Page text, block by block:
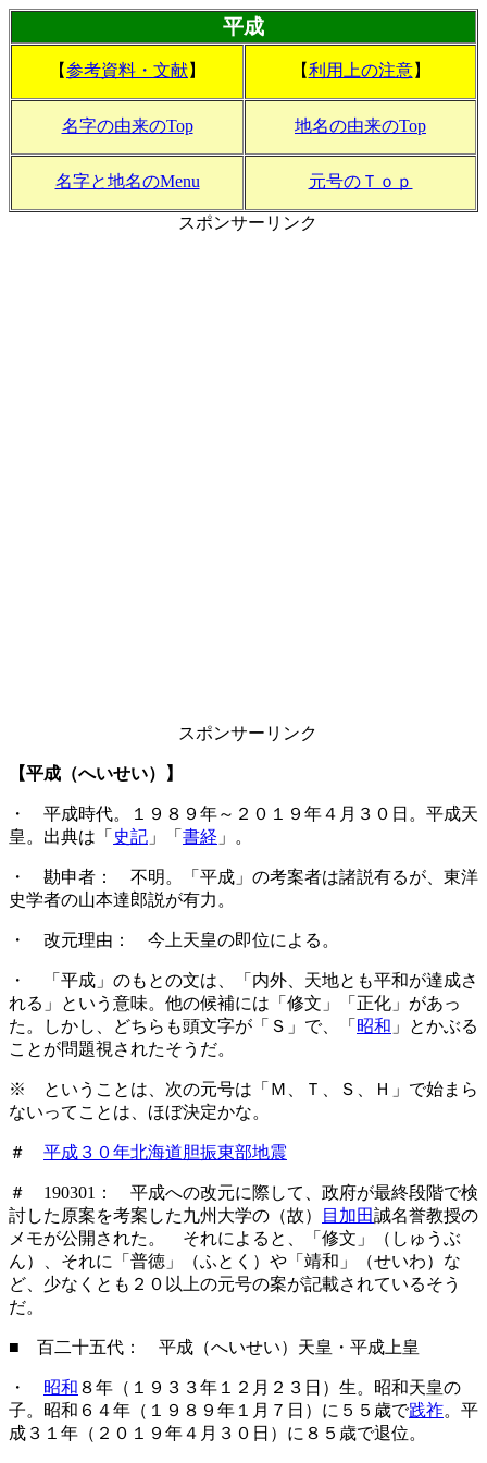
平成
【参考資料・文献】 【利用上の注意】
名字の由来のTop 地名の由来のTop
名字と地名のMenu 元号のＴｏｐ
スポンサーリンク
スポンサーリンク
【平成（へいせい）】
・ 平成時代。１９８９年～２０１９年４月３０日。平成天
皇。出典は「 史記 」「 書経 」。
・ 勘申者： 不明。「平成」の考案者は諸説有るが、東洋
史学者の山本達郎説が有力。
・ 改元理由： 今上天皇の即位による。
・ 「平成」のもとの文は、「内外、天地とも平和が達成さ
れる」という意味。他の候補には「修文」「正化」があっ
た。しかし、どちらも頭文字が「Ｓ」で、「 昭和 」とかぶる
ことが問題視されたそうだ。
※ ということは、次の元号は「Ｍ、Ｔ、Ｓ、Ｈ」で始まら
ないってことは、ほぼ決定かな。
＃ 平成３０年北海道胆振東部地震
＃ 190301： 平成への改元に際して、政府が最終段階で検
討した原案を考案した九州大学の（故）
目加田誠名誉教授の
メモが公開された。 それによると、「修文」（しゅうぶ
ん）、それに「普徳」（ふとく）や「靖和」（せいわ）な
ど、少なくとも２０以上の元号の案が記載されているそう
だ。
■ 百二十五代： 平成（へいせい）天皇・平成上皇
・ 昭和 ８年（１９３３年１２月２３日）生。昭和天皇の
子。昭和６４年（１９８９年１月７日）に５５歳で践祚。平
成３１年（２０１９年４月３０日）に８５歳で退位。